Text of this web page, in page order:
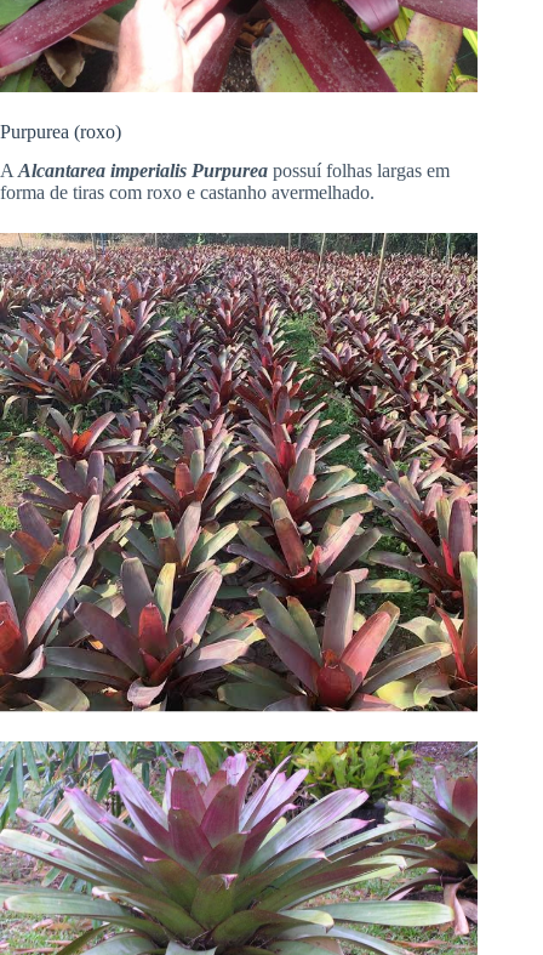
Purpurea (roxo)
AAlcantarea imperialis Purpurea possuí folhas largas em
forma de tiras com roxo e castanho avermelhado.